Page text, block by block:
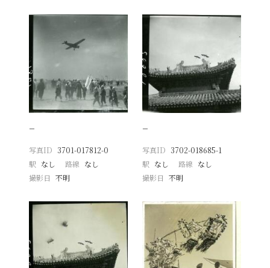
−
写真ID 3701-017812-0
駅 なし 路線 なし
撮影日
不明
−
写真ID 3702-018685-1
駅 なし 路線 なし
撮影日 不明